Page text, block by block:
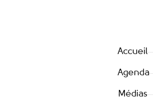
Accueil
Agenda
Médias